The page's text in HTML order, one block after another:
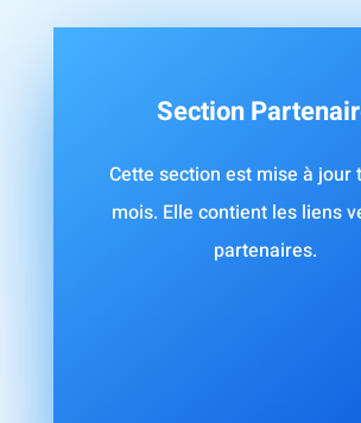
Section
Cette section est mise à jour
mois. Elle contient les liens
partenaires.